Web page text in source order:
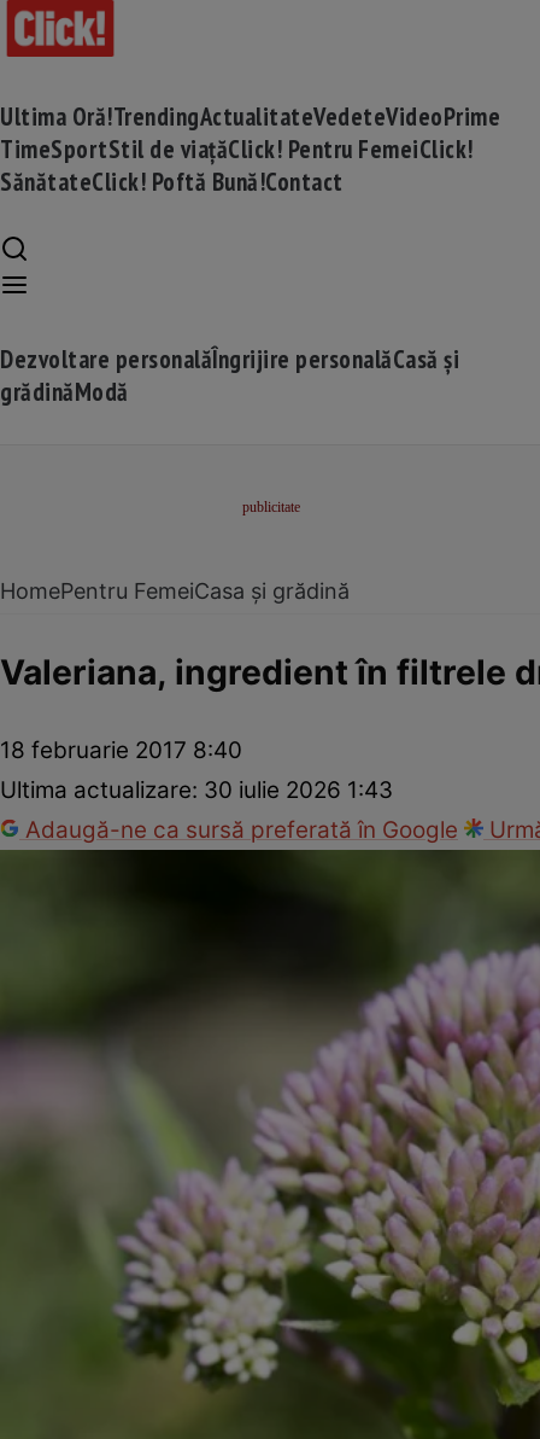
Ultima Oră!TrendingActualitateVedeteVideoPrime
TimeSportStil de viațăClick! Pentru FemeiClick!
SănătateClick! Poftă Bună!Contact
Dezvoltare personalăÎngrijire personalăCasă și
grădinăModă
HomePentru FemeiCasa și grădină
Valeriana, ingredient în filtrele
18 februarie 2017 8:40
Ultima actualizare: 30 iulie 2026 1:43
Adaugă-ne ca sursă preferată în Google